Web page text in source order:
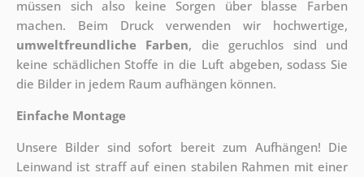
müssen sich also keine Sorgen über blasse Farben
machen. Beim Druck verwenden wir hochwertige,
umweltfreundliche Farben, die geruchlos sind und
keine schädlichen Stoffe in die Luft abgeben, sodass Sie
die Bilder in jedem Raum aufhängen können.
Einfache Montage
Unsere Bilder sind sofort bereit zum Aufhängen! Die
Leinwand ist straff auf einen stabilen Rahmen mit einer